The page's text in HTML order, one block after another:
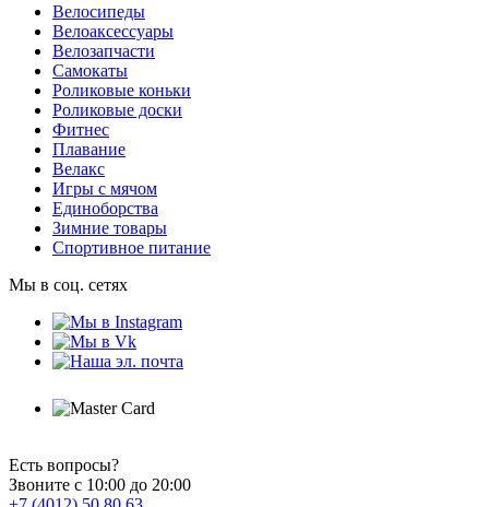
Велосипеды
Велоаксессуары
Велозапчасти
Самокаты
Роликовые коньки
Роликовые доски
Фитнес
Плавание
Велакс
Игры с мячом
Единоборства
Зимние товары
Спортивное питание
Мы в соц. сетях
Есть вопросы?
Звоните с 10:00 до 20:00